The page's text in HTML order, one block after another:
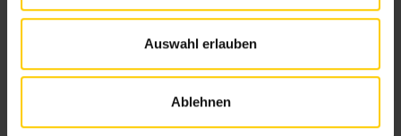
Auswahl erlauben
Ablehnen